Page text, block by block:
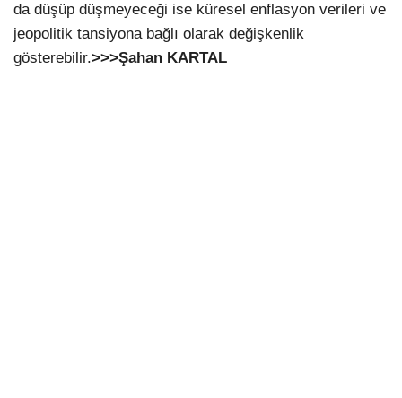
da düşüp düşmeyeceği ise küresel enflasyon verileri ve
jeopolitik tansiyona bağlı olarak değişkenlik
gösterebilir.>>>Şahan KARTAL